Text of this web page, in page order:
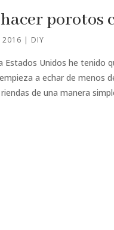
porotos
2016 | DIY
Estados Unidos he tenido
a echar de menos
de una manera